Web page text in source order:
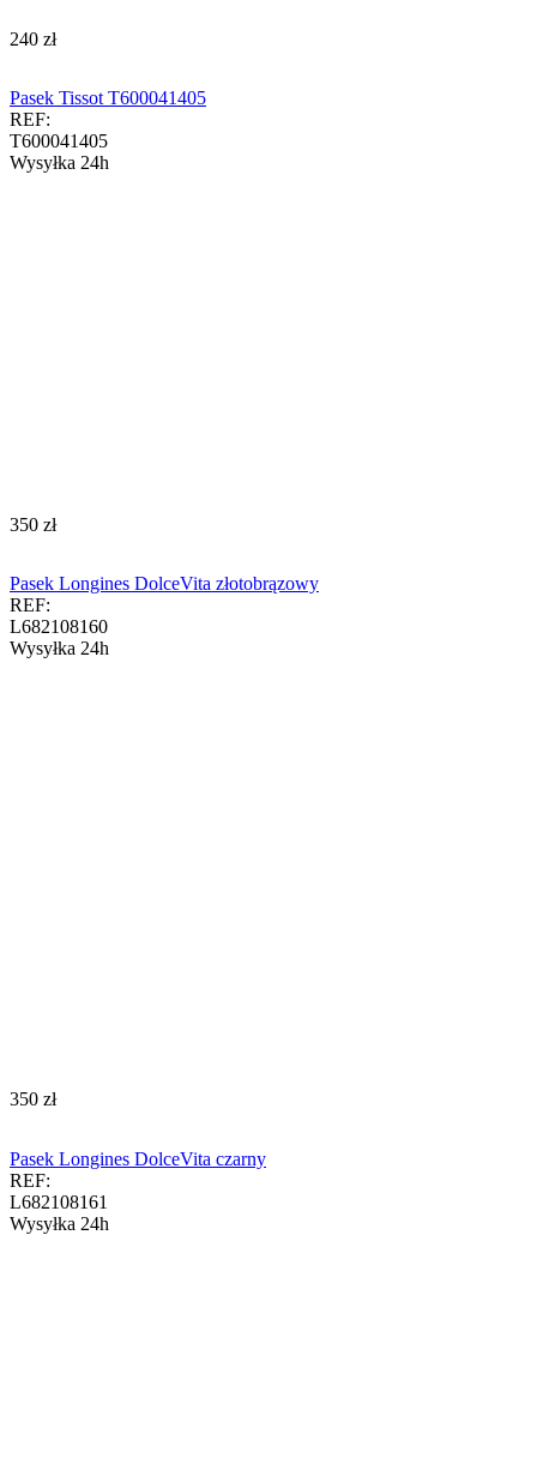
‍240‍ zł
Pasek Tissot T600041405
REF:
T600041405
Wysyłka 24h
‍350‍ zł
Pasek Longines DolceVita złotobrązowy
REF:
L682108160
Wysyłka 24h
‍350‍ zł
Pasek Longines DolceVita czarny
REF:
L682108161
Wysyłka 24h